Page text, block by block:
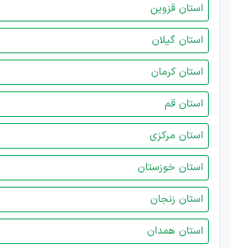
استان قزوین
استان گیلان
استان کرمان
استان قم
استان مرکزی
استان خوزستان
استان زنجان
استان همدان